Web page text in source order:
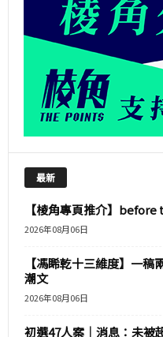
最新
【棱角專頁推介】
2026年08月06日
【馮睎乾十三維度】一稿
潮文
2026年08月06日
初選47人案｜消息：未被